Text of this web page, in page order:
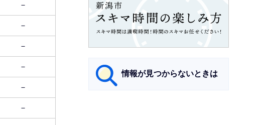
－
－
－
－
－
－
情報が見つからないときは